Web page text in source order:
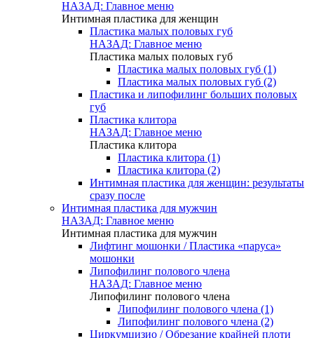
НАЗАД: Главное меню
Интимная пластика для женщин
Пластика малых половых губ
НАЗАД: Главное меню
Пластика малых половых губ
Пластика малых половых губ (1)
Пластика малых половых губ (2)
Пластика и липофилинг больших половых
губ
Пластика клитора
НАЗАД: Главное меню
Пластика клитора
Пластика клитора (1)
Пластика клитора (2)
Интимная пластика для женщин: результаты
сразу после
Интимная пластика для мужчин
НАЗАД: Главное меню
Интимная пластика для мужчин
Лифтинг мошонки / Пластика «паруса»
мошонки
Липофилинг полового члена
НАЗАД: Главное меню
Липофилинг полового члена
Липофилинг полового члена (1)
Липофилинг полового члена (2)
Циркумцизио / Обрезание крайней плоти